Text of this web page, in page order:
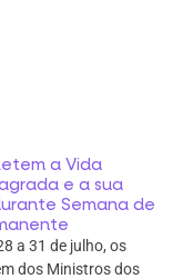
a Vida
e a sua
Semana de
a 31 de julho, os
dos Ministros dos